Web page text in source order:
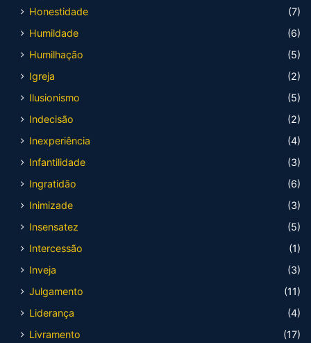
Honestidade
(7)
Humildade
(6)
Humilhação
(5)
Igreja
(2)
Ilusionismo
(5)
Indecisão
(2)
Inexperiência
(4)
Infantilidade
(3)
Ingratidão
(6)
Inimizade
(3)
Insensatez
(5)
Intercessão
(1)
Inveja
(3)
Julgamento
(11)
Liderança
(4)
Livramento
(17)